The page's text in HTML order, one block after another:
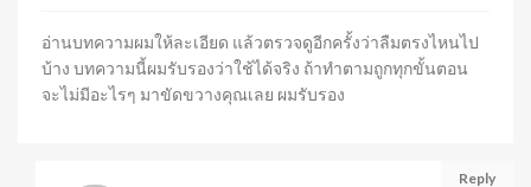
อ่านบทความผมให้ละเอียด แล้วตรวจดูอีกครั้งว่าลืมตรงไหนไป
บ้าง บทความนี้ผมรับรองว่าใช้ได้จริง ถ้าทำตามถูกทุกขั้นตอน
จะไม่มีอะไรๆ มาขัดขวางคุณเลย ผมรับรอง
Reply